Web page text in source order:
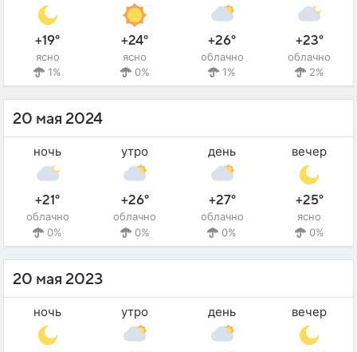
+19°
ясно
1%
+24°
ясно
0%
+26°
облачно
1%
+23°
облачно
2%
20 мая 2024
ночь
+21°
облачно
0%
утро
+26°
облачно
0%
день
+27°
облачно
0%
вечер
+25°
ясно
0%
20 мая 2023
ночь утро день вечер